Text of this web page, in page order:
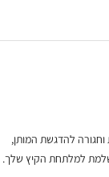
להדגשת המותן,
למלתחת הקיץ שלך.